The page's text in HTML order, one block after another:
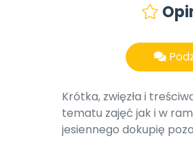
Krótka, zwięzła i
tematu zajęć jak i w
jesiennego dokupię